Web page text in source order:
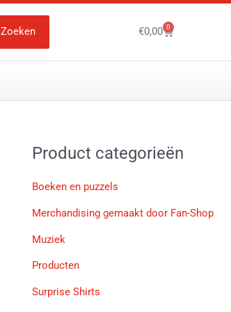
Zoeken €0,00 0
Winkelwagen
Product categorieën
Boeken en puzzels
Merchandising gemaakt door Fan-Shop
Muziek
Producten
Surprise Shirts